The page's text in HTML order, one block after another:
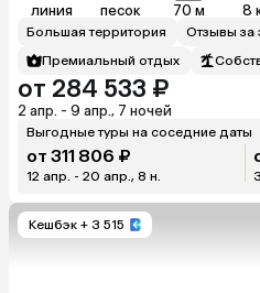
линия песок 70 м 8
Большая территория
Отзывы за
Премиальный отдых
от 284 533 ₽
2 апр. - 9 апр., 7 ночей
Выгодные туры на соседние даты
от 311 806 ₽
12 апр. - 20 апр., 8 н.
Кешбэк + 3 515